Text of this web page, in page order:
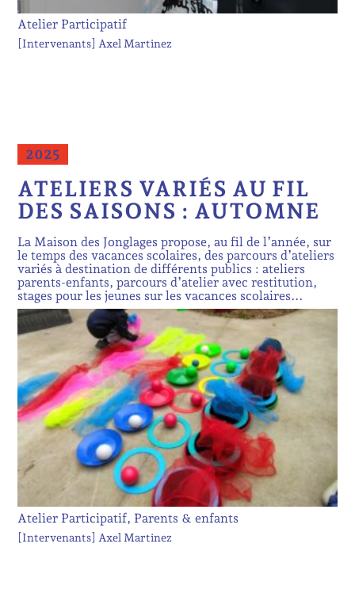
Atelier Participatif
[Intervenants]Axel Martinez
2025
ATELIERS VARIÉS AU FIL
DES SAISONS : AUTOMNE
La Maison des Jonglages propose, au fil de l’année, sur
le temps des vacances scolaires, des parcours d’ateliers
variés à destination de différents publics : ateliers
parents-enfants, parcours d’atelier avec restitution,
stages pour les jeunes sur les vacances scolaires...
Atelier Participatif, Parents & enfants
[Intervenants] Axel Martinez